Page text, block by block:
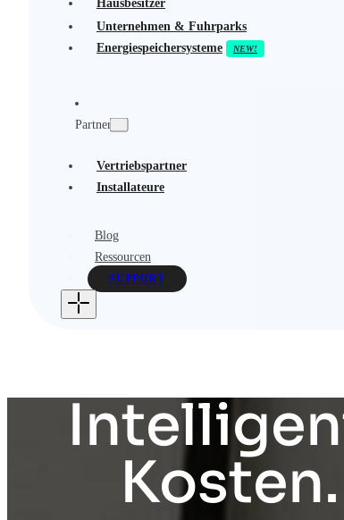
Hausbesitzer
Unternehmen & Fuhrparks
Energiespeichersysteme
Partner
Vertriebspartner
Installateure
Blog
Ressourcen
SUPPORT